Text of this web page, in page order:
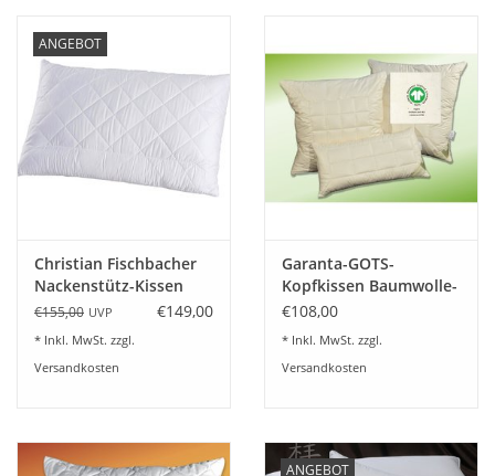
Edles aus Cashmere
Tisch & Küche
Geschenkideen und
Gutscheine
Accessoires Spa
ANGEBOT
Christian Fischbacher
Nackenstütz-Kissen
Ascona
€155,00 UVP €149,00
* Inkl. MwSt. zzgl.
Versandkosten
Garanta-GOTS-
Kopfkissen Baumwolle-
BIO -Schurwollkugeln
€108,00
* Inkl. MwSt. zzgl.
Versandkosten
ANGEBOT